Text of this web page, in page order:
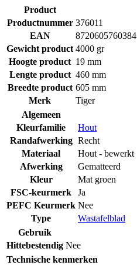
Product
Productnummer 376011
EAN
8720605760384
Gewicht product 4000 gr
Hoogte product 19 mm
Lengte product 460 mm
Breedte product 605 mm
Merk
Tiger
Algemeen
Kleurfamilie
Hout
Randafwerking Recht
Materiaal
Hout - bewerkt
Afwerking
Gematteerd
Kleur
Mat groen
FSC-keurmerk
Ja
PEFC Keurmerk Nee
Type
Wastafelblad
Gebruik
Hittebestendig Nee
Technische kenmerken